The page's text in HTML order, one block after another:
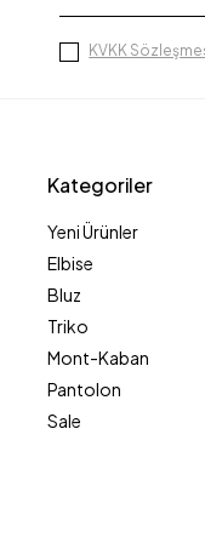
KVKK
Kategoriler
Yeni Ürünler
Elbise
Bluz
Triko
Mont-Kaban
Pantolon
Sale